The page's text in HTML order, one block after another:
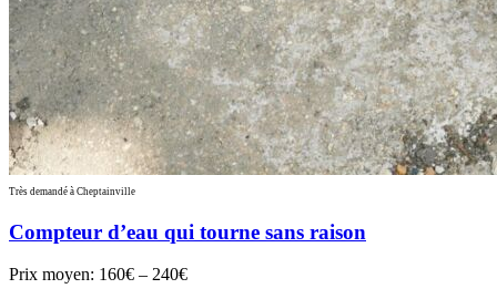
Très demandé à Cheptainville
Compteur d’eau qui tourne sans raison
Prix moyen: 160€ – 240€